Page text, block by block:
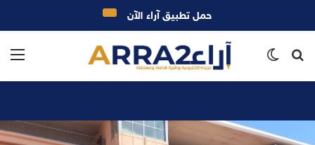
بحث
حمل تطبيق آراء الآن